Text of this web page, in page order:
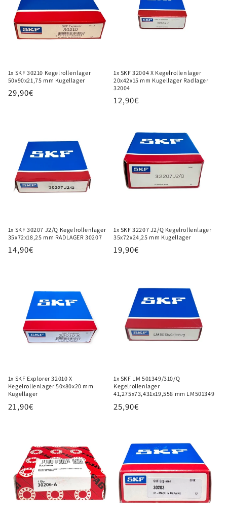
1x SKF 30210 Kegelrollenlager
50x90x21,75 mm Kugellager
Normaler
29,90€
1x SKF 32004 X Kegelrollenlager
20x42x15 mm Kugellager Radlager
32004
Normaler
12,90€
1x SKF 30207 J2/Q Kegelrollenlager
35x72x18,25 mm RADLAGER 30207
Normaler
14,90€
1x SKF 32207 J2/Q Kegelrollenlager
35x72x24,25 mm Kugellager
Normaler
19,90€
1x SKF Explorer 32010 X
Kegelrollenlager 50x80x20 mm
Kugellager
Normaler
21,90€
1x SKF LM 501349/310/Q
Kegelrollenlager
41,275x73,431x19,558 mm LM501349
Normaler
25,90€